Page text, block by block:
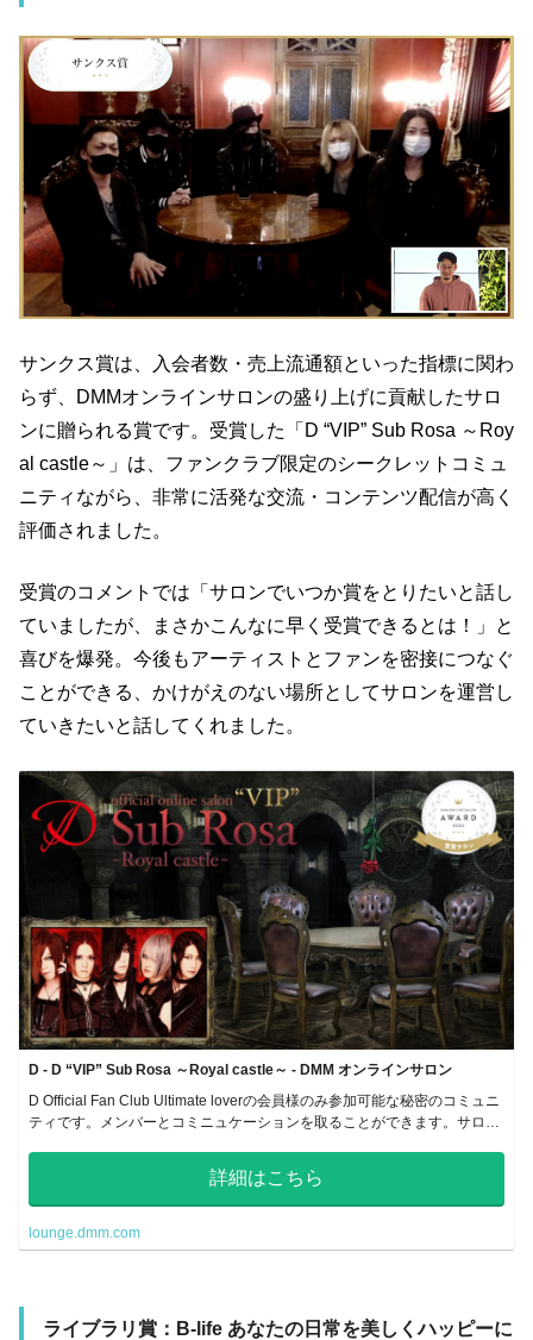
サンクス賞は、入会者数・売上流通額といった指標に関わ
らず、DMMオンラインサロンの盛り上げに貢献したサロ
ンに贈られる賞です。受賞した「D “VIP” Sub Rosa ～Roy
al castle～」は、ファンクラブ限定のシークレットコミュ
ニティながら、非常に活発な交流・コンテンツ配信が高く
評価されました。
受賞のコメントでは「サロンでいつか賞をとりたいと話し
ていましたが、まさかこんなに早く受賞できるとは！」と
喜びを爆発。今後もアーティストとファンを密接につなぐ
ことができる、かけがえのない場所としてサロンを運営し
ていきたいと話してくれました。
D - D “VIP” Sub Rosa ～Royal castle～ - DMM オンラインサロン
D Official Fan Club Ultimate loverの会員様のみ参加可能な秘密のコミュニ
ティです。メンバーとコミニュケーションを取ることができます。サロン
詳細はこちら
lounge.dmm.com
ライブラリ賞：B-life あなたの日常を美しくハッピーに